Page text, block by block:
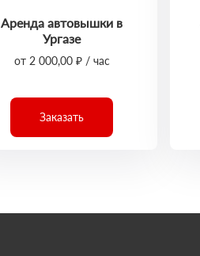
Аренда автовышки в
Ургазе
от 2 000,00 ₽ / час
Заказать